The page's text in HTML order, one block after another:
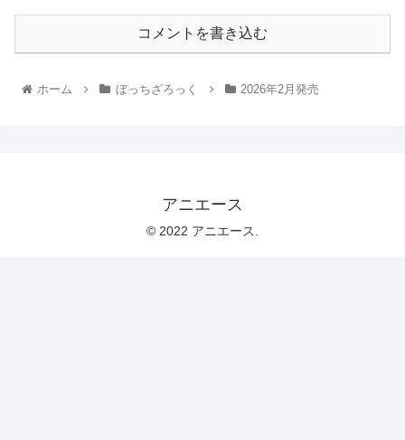
コメントを書き込む
ホーム ぼっちざろっく 2026年2月発売
アニエース
© 2022 アニエース.